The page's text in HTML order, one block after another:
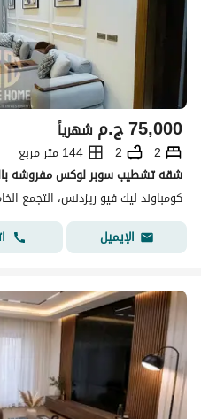
ج.م75,000 شهرياً
2
2
144 متر مربع
كومباوند ليك فيو ريزدنس، التجمع
الإيميل